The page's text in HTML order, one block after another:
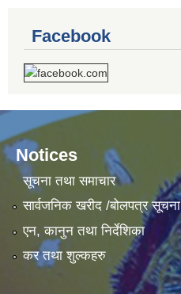
Facebook
Notices
सूचना तथा समाचार
सार्वजनिक खरीद /बोलपत्र सूचना
एन, कानुन तथा निर्देशिका
कर तथा शुल्कहरु